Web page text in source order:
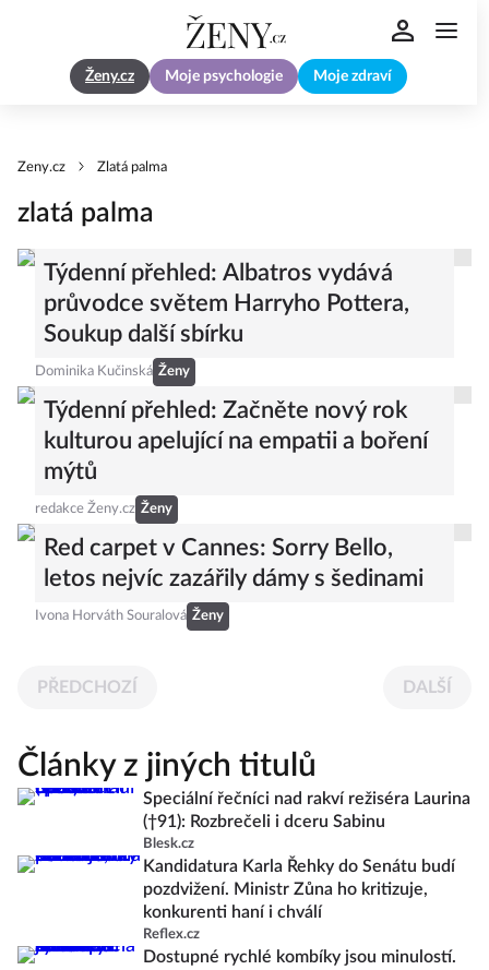
Ženy.cz Moje psychologie Moje zdraví
Zeny.cz Zlatá palma
zlatá palma
Týdenní přehled: Albatros vydává
průvodce světem Harryho Pottera,
Soukup další sbírku
Dominika Kučinská Ženy
Týdenní přehled: Začněte nový rok
kulturou apelující na empatii a boření
mýtů
redakce Ženy.cz Ženy
Red carpet v Cannes: Sorry Bello,
letos nejvíc zazářily dámy s šedinami
Ivona Horváth Souralová Ženy
PŘEDCHOZÍ DALŠÍ
Články z jiných titulů
Speciální řečníci nad rakví režiséra Laurina
(†91): Rozbrečeli i dceru Sabinu
Blesk.cz
Kandidatura Karla Řehky do Senátu budí
pozdvižení. Ministr Zůna ho kritizuje,
konkurenti haní i chválí
Reflex.cz
Dostupné rychlé kombíky jsou minulostí.